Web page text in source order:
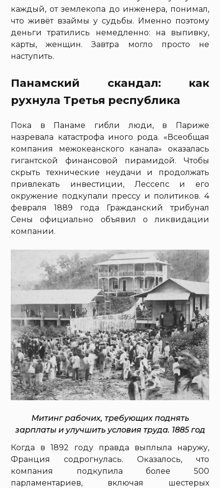
каждый, от землекопа до инженера, понимал,
что живёт взаймы у судьбы. Именно поэтому
деньги тратились немедленно: на выпивку,
карты, женщин. Завтра могло просто не
наступить.
Панамский скандал: как
рухнула Третья республика
Пока в Панаме гибли люди, в Париже
назревала катастрофа иного рода. «Всеобщая
компания межокеанского канала» оказалась
гигантской финансовой пирамидой. Чтобы
скрыть технические неудачи и продолжать
привлекать инвестиции, Лессепс и его
окружение подкупали прессу и политиков. 4
февраля 1889 года Гражданский трибунал
Сены официально объявил о ликвидации
компании.
Митинг рабочих, требующих поднять
зарплаты и улучшить условия труда. 1885 год
Когда в 1892 году правда выплыла наружу,
Франция содрогнулась. Оказалось, что
компания подкупила более 500
парламентариев, включая шестерых